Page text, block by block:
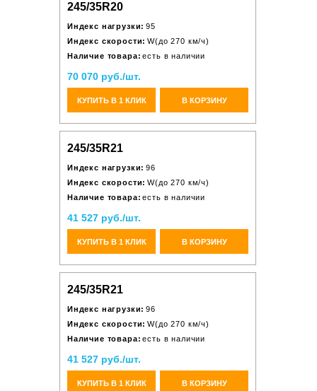
245/35R20
Индекс нагрузки: 95
Индекс скорости: W(до 270 км/ч)
Наличие товара: есть в наличии
70 070 руб./шт.
КУПИТЬ В 1 КЛИК В КОРЗИНУ
245/35R21
Индекс нагрузки: 96
Индекс скорости: W(до 270 км/ч)
Наличие товара: есть в наличии
41 527 руб./шт.
КУПИТЬ В 1 КЛИК В КОРЗИНУ
245/35R21
Индекс нагрузки: 96
Индекс скорости: W(до 270 км/ч)
Наличие товара: есть в наличии
41 527 руб./шт.
КУПИТЬ В 1 КЛИК В КОРЗИНУ